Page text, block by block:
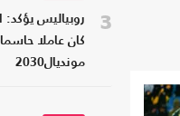
3
روبياليس
كان عاملا
مونديال2030